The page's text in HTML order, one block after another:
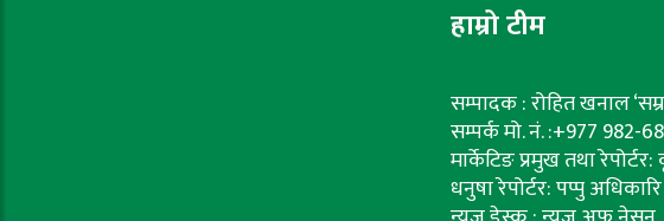
हाम्रो टीम
सम्पादक : रोहित खनाल
सम्पर्क मो. नं. :+977 982-
मार्केटिङ प्रमुख तथा
धनुषा रेपोर्टर: पप्पु अधिकारि